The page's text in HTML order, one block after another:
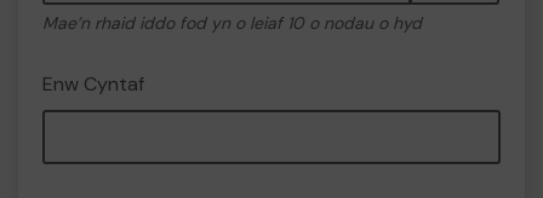
Mae’n rhaid iddo fod yn o leiaf 10 o nodau o hyd
Enw Cyntaf